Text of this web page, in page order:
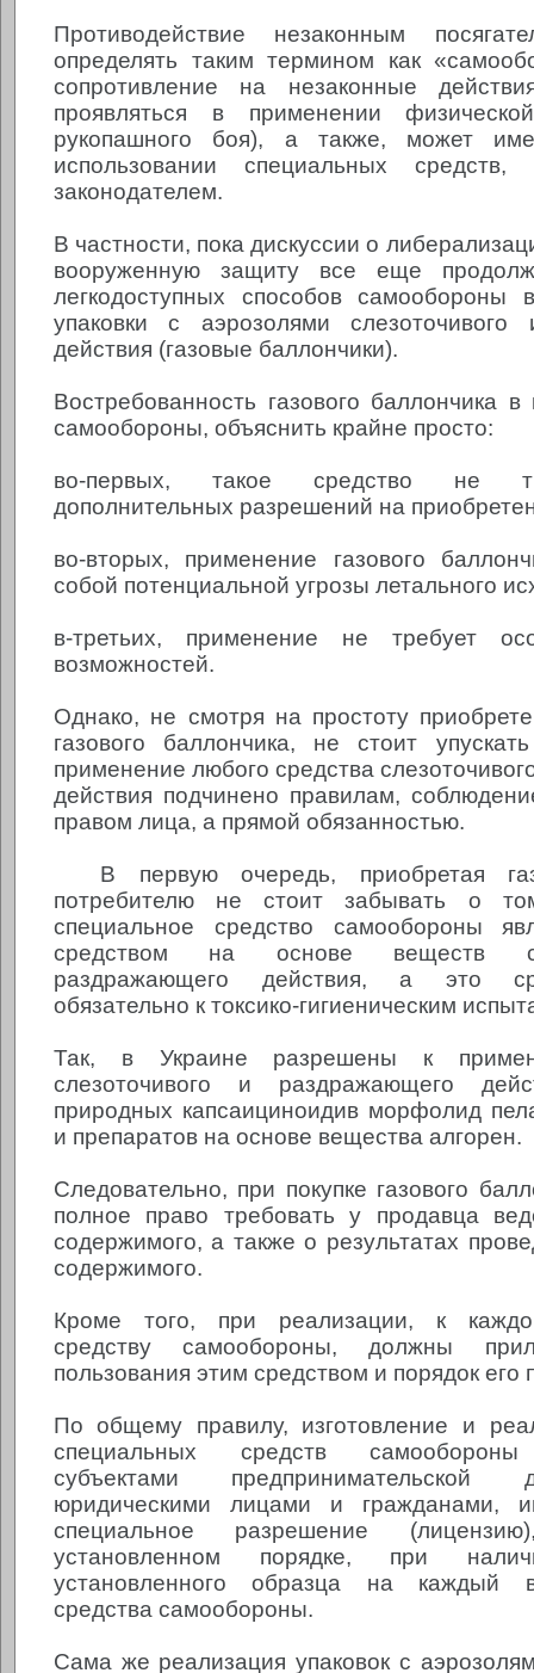
Противодействие незаконным
определять таким термином как
сопротивление на незаконные
проявляться в применении
рукопашного боя), а также, может
использовании специальных средств,
законодателем.
В частности, пока дискуссии о
вооруженную защиту все еще
легкодоступных способов самообороны
упаковки с аэрозолями
действия (газовые баллончики).
Востребованность газового баллончика в
самообороны, объяснить крайне просто:
во-первых, такое средство не
дополнительных разрешений на
во-вторых, применение газового
собой потенциальной угрозы летального
в-третьих, применение не требует
возможностей.
Однако, не смотря на простоту
газового баллончика, не стоит
применение любого средства
действия подчинено правилам,
правом лица, а прямой обязанностью.
В первую очередь, приобретая
потребителю не стоит забывать о
специальное средство самообороны
средством на основе веществ
раздражающего действия, а это
обязательно к токсико-гигиеническим
Так, в Украине разрешены к
слезоточивого и раздражающего
природных капсаициноидив морфолид
и препаратов на основе вещества алгорен.
Следовательно, при покупке газового
полное право требовать у продавца
содержимого, а также о результатах
содержимого.
Кроме того, при реализации, к
средству самообороны, должны
пользования этим средством и порядок его
По общему правилу, изготовление и
специальных средств самообороны
субъектами предпринимательской
юридическими лицами и гражданами,
специальное разрешение
установленном порядке, при
установленного образца на каждый
средства самообороны.
Сама же реализация упаковок с